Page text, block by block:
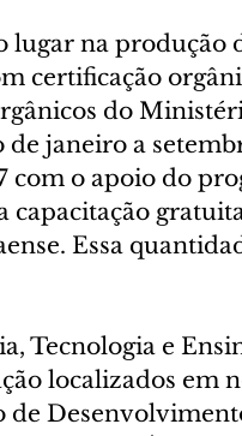
na produção
certificação
do
de janeiro a
com o apoio do
Essa
Tecnologia e
localizados em